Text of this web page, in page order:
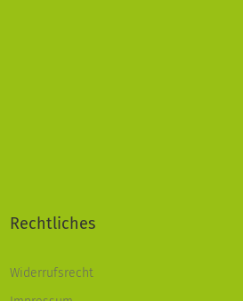
Rechtliches
Widerrufsrecht